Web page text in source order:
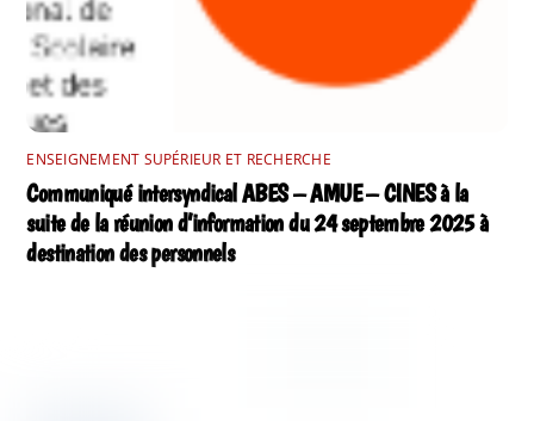
ENSEIGNEMENT SUPÉRIEUR ET RECHERCHE
Communiqué intersyndical ABES – AMUE – CINES à la
suite de la réunion d’information du 24 septembre 2025 à
destination des personnels